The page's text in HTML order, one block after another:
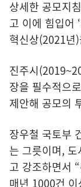
상세한 공모지
고 이에 힘입어
혁신상(2021년
진주시
장을 필수적으
제안해 공모의
장우철 국토부
는 그릇이며,
고 강조하면서
매년 1000건